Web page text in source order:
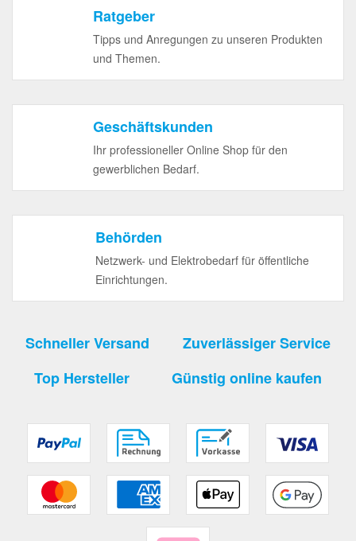
Ratgeber
Tipps und Anregungen zu unseren Produkten
und Themen.
Geschäftskunden
Ihr professioneller Online Shop für den
gewerblichen Bedarf.
Behörden
Netzwerk- und Elektrobedarf für öffentliche
Einrichtungen.
Schneller Versand
Zuverlässiger Service
Top Hersteller
Günstig online kaufen